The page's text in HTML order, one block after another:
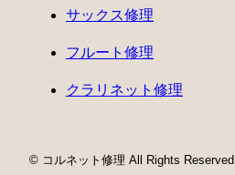
サックス修理
フルート修理
クラリネット修理
© コルネット修理 All Rights Reserved.